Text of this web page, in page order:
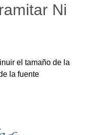
Ni
el tamaño de la
la fuente